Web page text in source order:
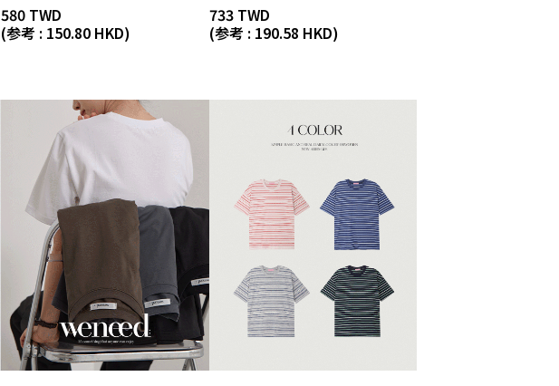
580 TWD
(参考 : 150.80 HKD)
733 TWD
(参考 : 190.58 HKD)